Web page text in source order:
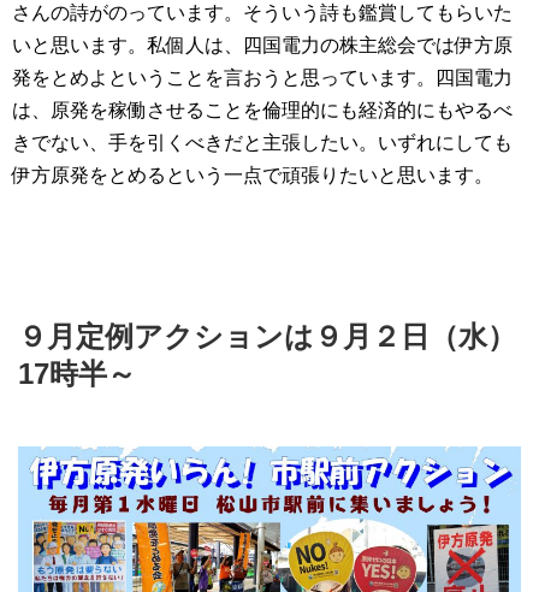
さんの詩がのっています。そういう詩も鑑賞してもらいた
いと思います。私個人は、四国電力の株主総会では伊方原
発をとめよということを言おうと思っています。四国電力
は、原発を稼働させることを倫理的にも経済的にもやるべ
きでない、手を引くべきだと主張したい。いずれにしても
伊方原発をとめるという一点で頑張りたいと思います。
９月定例アクションは９月２日（水）
17時半～